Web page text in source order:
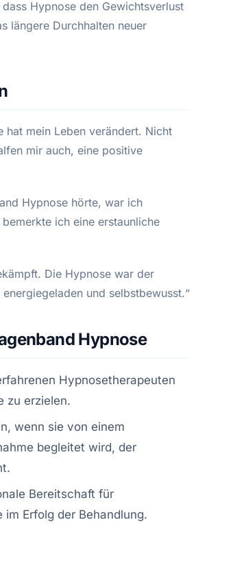
Hypnose den Gewichtsverlust
längere Durchhalten neuer
hat mein Leben verändert. Nicht
mir auch, eine positive
Hypnose hörte, war ich
ich eine erstaunliche
Die Hypnose war der
und selbstbewusst.“
Hypnose
Hypnosetherapeuten
zu erzielen.
wenn sie von einem
begleitet wird, der
Bereitschaft für
im Erfolg der Behandlung.